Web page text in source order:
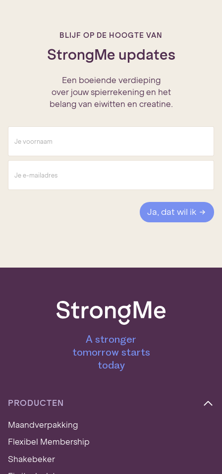
BLIJF OP DE HOOGTE VAN
StrongMe updates
Een boeiende verdieping
over jouw spierrekening en het
belang van eiwitten en creatine.
V
r
a
E
a
*
Ja, dat wil ik
A stronger
tomorrow starts
today
PRODUCTEN
Maandverpakking
Flexibel Membership
Shakebeker